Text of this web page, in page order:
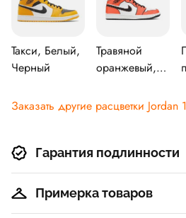
Такси, Белый,
Черный
Травяной
оранжевый,
Белый
Заказать другие расцветки Jordan
Гарантия подлинности
Примерка товаров